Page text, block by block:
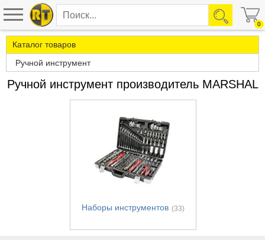
0
Каталог товаров
Ручной инструмент
Ручной инструмент производитель MARSHAL
Наборы инструментов (33)